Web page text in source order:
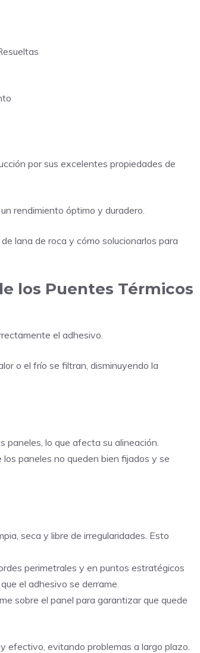
por sus excelentes propiedades de
rendimiento óptimo y duradero.
lana de roca y cómo solucionarlos para
los Puentes Térmicos
el adhesivo.
o el frío se filtran, disminuyendo la
lo que afecta su alineación.
paneles no queden bien fijados y se
seca y libre de irregularidades. Esto
perimetrales y en puntos estratégicos
el adhesivo se derrame.
sobre el panel para garantizar que quede
efectivo, evitando problemas a largo plazo.